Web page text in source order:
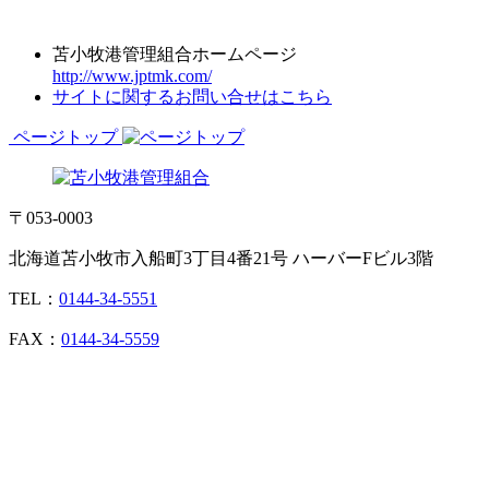
苫小牧港管理組合ホームページ
http://www.jptmk.com/
サイトに関するお問い合せはこちら
ページトップ
〒053-0003
北海道苫小牧市入船町3丁目4番21号 ハーバーFビル3階
TEL： 0144-34-5551
FAX： 0144-34-5559